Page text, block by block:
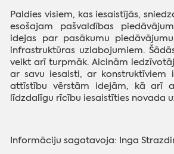
Paldies visiem, kas iesaistījās,
esošajam pašvaldības
idejas par pasākumu
infrastruktūras uzlabojumiem.
veikt arī turpmāk. Aicinām
ar savu iesaisti, ar konstruktīviem
attīstību vērstām idejām, kā arī
līdzdalīgu rīcību iesaistīties novada
Informāciju sagatavoja: Inga